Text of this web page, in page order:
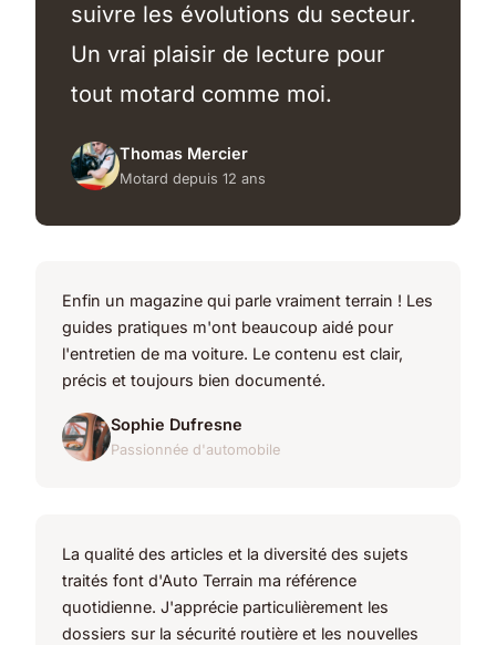
suivre les évolutions du secteur.
Un vrai plaisir de lecture pour
tout motard comme moi.
Thomas Mercier
Motard depuis 12 ans
Enfin un magazine qui parle vraiment terrain ! Les
guides pratiques m'ont beaucoup aidé pour
l'entretien de ma voiture. Le contenu est clair,
précis et toujours bien documenté.
Sophie Dufresne
Passionnée d'automobile
La qualité des articles et la diversité des sujets
traités font d'Auto Terrain ma référence
quotidienne. J'apprécie particulièrement les
dossiers sur la sécurité routière et les nouvelles